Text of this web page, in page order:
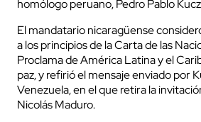
homólogo peruano, Pedro Pablo
El mandatario nicaragüense
a los principios de la Carta de las
Proclama de América Latina y el
paz, y refirió el mensaje enviado por
Venezuela, en el que retira la
Nicolás Maduro.